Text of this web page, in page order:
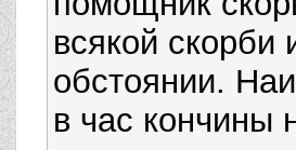
всякой скорби
обстоянии.
в час кончины